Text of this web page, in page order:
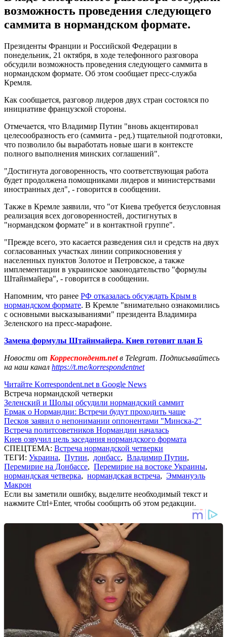
возможность проведения следующего
саммита в нормандском формате.
Президенты Франции и Российской Федерации в
понедельник, 21 октября, в ходе телефонного разговора
обсудили возможность проведения следующего саммита в
нормандском формате. Об этом сообщает пресс-служба
Кремля.
Как сообщается, разговор лидеров двух стран состоялся по
инициативе французской стороны.
Отмечается, что Владимир Путин "вновь акцентировал
целесообразность его (саммита - ред.) тщательной подготовки,
что позволило бы выработать новые шаги в контексте
полного выполнения минских соглашений".
"Достигнута договоренность, что соответствующая работа
будет продолжена помощниками лидеров и министерствами
иностранных дел", - говорится в сообщении.
Также в Кремле заявили, что "от Киева требуется безусловная
реализация всех договоренностей, достигнутых в
"нормандском формате" и в контактной группе".
"Прежде всего, это касается разведения сил и средств на двух
согласованных участках линии соприкосновения у
населенных пунктов Золотое и Петровское, а также
имплементации в украинское законодательство "формулы
Штайнмайера", - говорится в сообщении.
Напомним, что ранее РФ отказалась обсуждать Крым в
нормандском формате. В Кремле "внимательно ознакомились
с основными высказываниями" президента Владимира
Зеленского на пресс-марафоне.
Замена формулы Штайнмайера. Киев готовит план Б
Новости от Корреспондент.netв Telegram. Подписывайтесь
на наш канал https://t.me/korrespondentnet
Читайте Korrespondent.net в Google News
Встреча нормандской четверки
Зеленский и Шольц обсудили нормандский саммит
Ермак о Нормандии: Встречи будут проходить чаще
Песков заявил о непонимании оппонентами "Минска-2"
Встреча политсоветников Нормандии началась
Киев озвучил цель заседания нормандского формата
СПЕЦТЕМА: Встреча нормандской четверки
ТЕГИ: Украина, Путин, донбасс, Владимир Путин,
Перемирие на Донбассе, Перемирие на востоке Украины,
нормандская четверка, нормандская встреча, Эммануэль
Макрон
Если вы заметили ошибку, выделите необходимый текст и
нажмите Ctrl+Enter, чтобы сообщить об этом редакции.